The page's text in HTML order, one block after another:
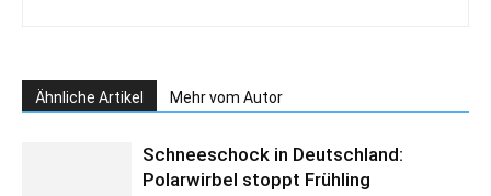
Ähnliche Artikel Mehr vom Autor
Schneeschock in Deutschland:
Polarwirbel stoppt Frühling